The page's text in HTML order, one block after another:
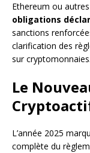
Ethereum ou
obligations
sanctions
clarification des
sur cryptomonnaies.
Le
L’année 2025
complète du